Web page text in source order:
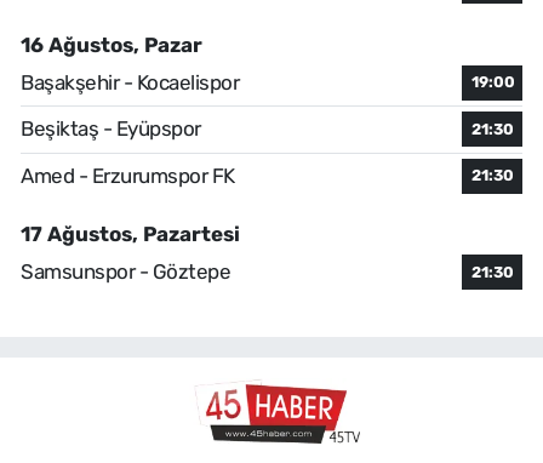
16 Ağustos, Pazar
Başakşehir - Kocaelispor
19:00
Beşiktaş - Eyüpspor 21:30
Amed - Erzurumspor FK 21:30
17 Ağustos, Pazartesi
Samsunspor - Göztepe
21:30